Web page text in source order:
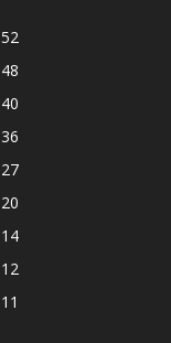
52
48
40
36
27
20
14
12
11